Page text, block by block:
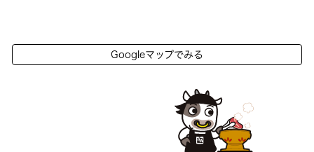
Googleマップでみる